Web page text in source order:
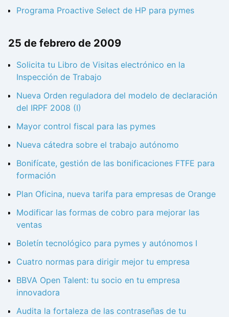
Programa Proactive Select de HP para pymes
25 de febrero de 2009
Solicita tu Libro de Visitas electrónico en la
Inspección de Trabajo
Nueva Orden reguladora del modelo de declaración
del IRPF 2008 (I)
Mayor control fiscal para las pymes
Nueva cátedra sobre el trabajo autónomo
Bonifícate, gestión de las bonificaciones FTFE para
formación
Plan Oficina, nueva tarifa para empresas de Orange
Modificar las formas de cobro para mejorar las
ventas
Boletín tecnológico para pymes y autónomos I
Cuatro normas para dirigir mejor tu empresa
BBVA Open Talent: tu socio en tu empresa
innovadora
Audita la fortaleza de las contraseñas de tu